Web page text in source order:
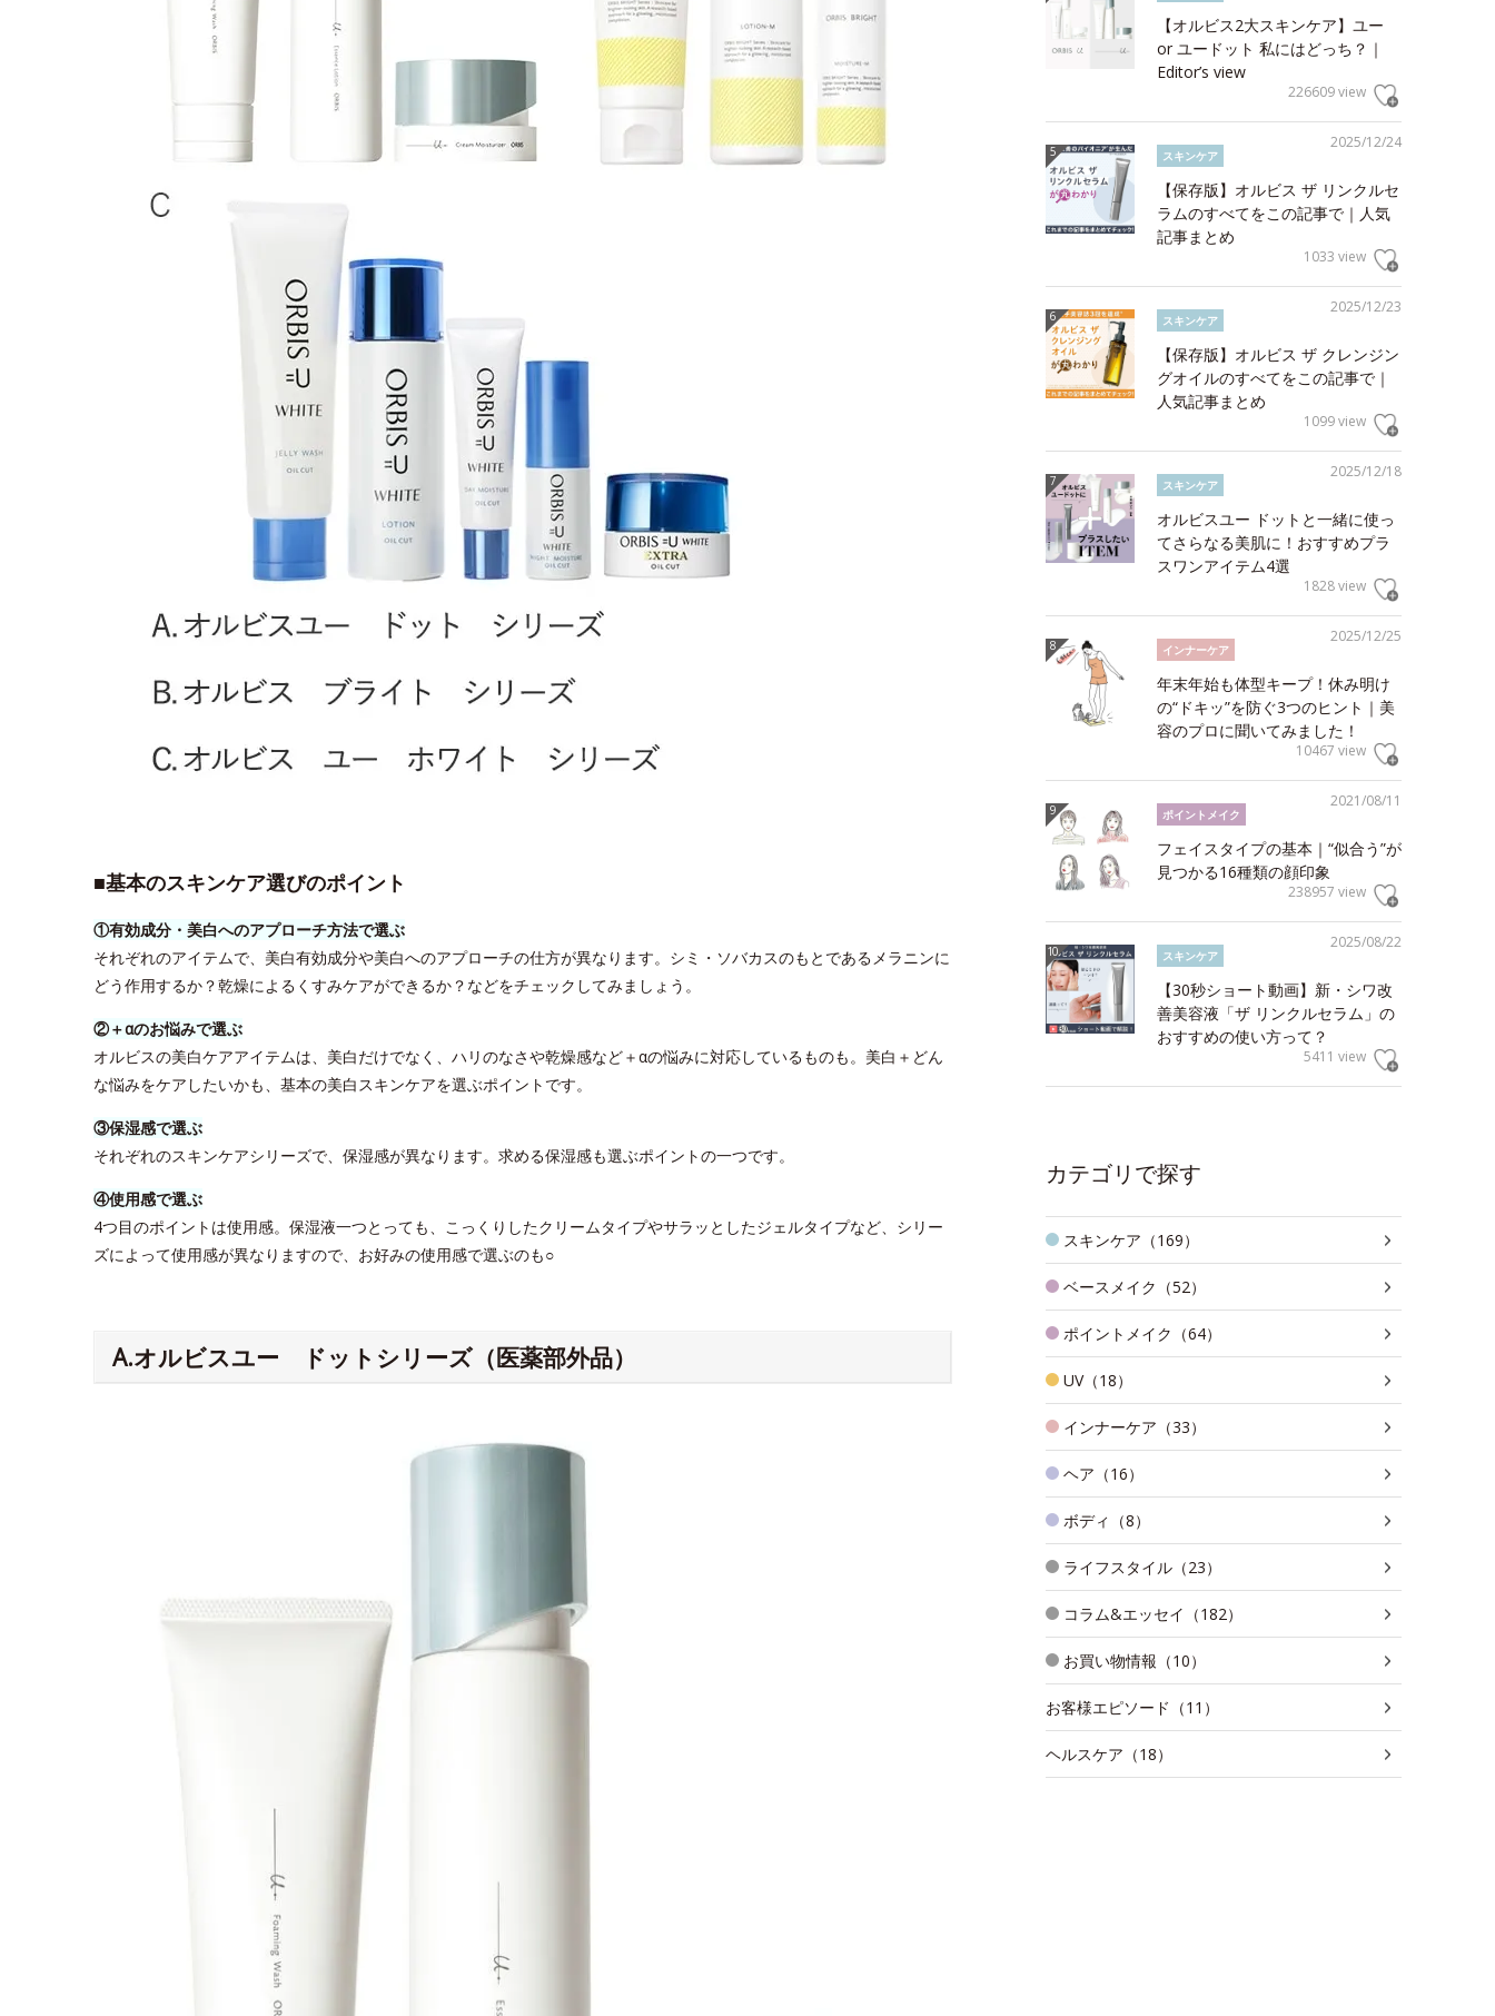
■基本のスキンケア選びのポイント
①有効成分・美白へのアプローチ方法で選ぶ
それぞれのアイテムで、美白有効成分や美白へのアプローチの仕方が異なります。シミ・ソバカスのもとであるメラニンに
どう作用するか？乾燥によるくすみケアができるか？などをチェックしてみましょう。
②＋αのお悩みで選ぶ
オルビスの美白ケアアイテムは、美白だけでなく、ハリのなさや乾燥感など＋αの悩みに対応しているものも。美白＋どん
な悩みをケアしたいかも、基本の美白スキンケアを選ぶポイントです。
③保湿感で選ぶ
それぞれのスキンケアシリーズで、保湿感が異なります。求める保湿感も選ぶポイントの一つです。
④使用感で選ぶ
4つ目のポイントは使用感。保湿液一つとっても、こっくりしたクリームタイプやサラッとしたジェルタイプなど、シリー
ズによって使用感が異なりますので、お好みの使用感で選ぶのも○
A.オルビスユー ドットシリーズ（医薬部外品）
【オルビス2大スキンケア】ユー
or ユードット 私にはどっち？｜
Editor’s view
226609 view
2025/12/24
スキンケア
【保存版】オルビス ザ リンクルセ
ラムのすべてをこの記事で｜人気
記事まとめ
1033 view
2025/12/23
スキンケア
【保存版】オルビス ザ クレンジン
グオイルのすべてをこの記事で｜
人気記事まとめ
1099 view
2025/12/18
スキンケア
オルビスユー ドットと一緒に使っ
てさらなる美肌に！おすすめプラ
スワンアイテム4選
1828 view
2025/12/25
インナーケア
年末年始も体型キープ！休み明け
の“ドキッ”を防ぐ3つのヒント｜美
容のプロに聞いてみました！
10467 view
2021/08/11
ポイントメイク
フェイスタイプの基本｜“似合う”が
見つかる16種類の顔印象
238957 view
2025/08/22
スキンケア
【30秒ショート動画】新・シワ改
善美容液「ザ リンクルセラム」の
おすすめの使い方って？
5411 view
カテゴリで探す
スキンケア（169）
ベースメイク（52）
ポイントメイク（64）
UV（18）
インナーケア（33）
ヘア（16）
ボディ（8）
ライフスタイル（23）
コラム&エッセイ（182）
お買い物情報（10）
お客様エピソード（11）
ヘルスケア（18）